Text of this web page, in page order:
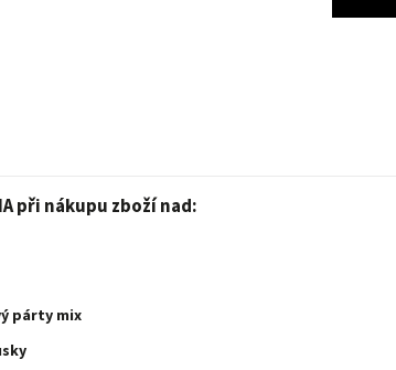
při nákupu zboží nad:
párty mix